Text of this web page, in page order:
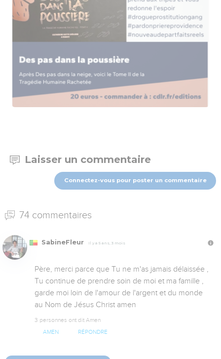
Laisser un commentaire
Connectez-vous pour poster un commentaire
74 commentaires
SabineFleur Il y a 5 ans, 3 mois
Père, merci parce que Tu ne m'as jamais délaissée ,
Tu continue de prendre soin de moi et ma famille ,
garde moi loin de l'amour de l'argent et du monde
au Nom de Jésus Christ amen
3 personnes ont dit Amen
AMEN RÉPONDRE